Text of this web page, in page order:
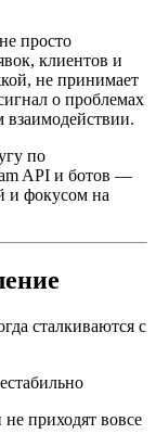
просто
клиентов и
не принимает
о проблемах
взаимодействии.
по
API и ботов —
и фокусом на
сталкиваются с
приходят вовсе